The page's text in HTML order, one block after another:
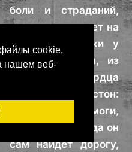
файлы cookie,
нашем веб-
боли и страданий,
его взгляд упадет на
огонек лампадки у
лика Спасителя, из
глубины сердца
вырвется стон:
«Господи, помоги,
погибаю». И тогда он
сам найдет дорогу,